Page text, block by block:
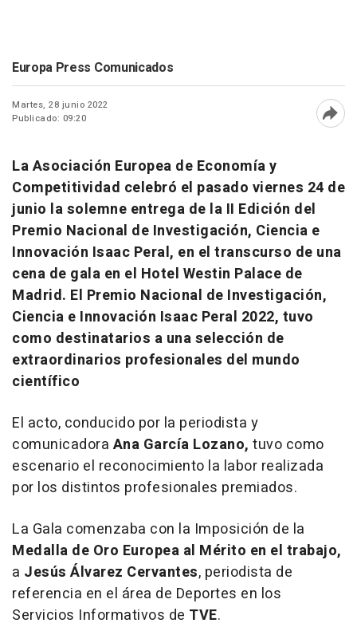
Europa Press Comunicados
Martes, 28 junio 2022
Publicado: 09:20
La Asociación Europea de Economía y
Competitividad celebró el pasado viernes 24 de
junio la solemne entrega de la II Edición del
Premio Nacional de Investigación, Ciencia e
Innovación Isaac Peral, en el transcurso de una
cena de gala en el Hotel Westin Palace de
Madrid. El Premio Nacional de Investigación,
Ciencia e Innovación Isaac Peral 2022, tuvo
como destinatarios a una selección de
extraordinarios profesionales del mundo
científico
El acto, conducido por la periodista y
comunicadora Ana García Lozano, tuvo como
escenario el reconocimiento la labor realizada
por los distintos profesionales premiados.
La Gala comenzaba con la Imposición de la
Medalla de Oro Europea al Mérito en el trabajo,
a Jesús Álvarez Cervantes, periodista de
referencia en el área de Deportes en los
Servicios Informativos de TVE.